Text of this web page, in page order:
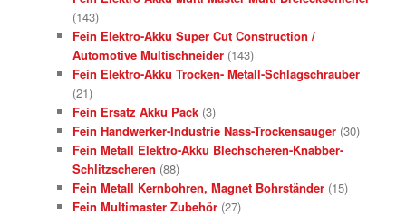
(143)
Fein Elektro-Akku Super Cut Construction /
Automotive Multischneider (143)
Fein Elektro-Akku Trocken- Metall-Schlagschrauber
(21)
Fein Ersatz Akku Pack (3)
Fein Handwerker-Industrie Nass-Trockensauger (30)
Fein Metall Elektro-Akku Blechscheren-Knabber-
Schlitzscheren (88)
Fein Metall Kernbohren, Magnet Bohrständer (15)
Fein Multimaster Zubehör (27)